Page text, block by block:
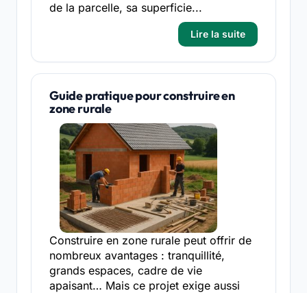
de la parcelle, sa superficie...
Lire la suite
Guide pratique pour construire en
zone rurale
Construire en zone rurale peut offrir de
nombreux avantages : tranquillité,
grands espaces, cadre de vie
apaisant… Mais ce projet exige aussi